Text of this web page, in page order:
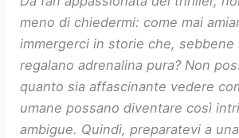
meno di chiedermi: come mai
immergerci in storie che,
regalano adrenalina pura? Non
quanto sia affascinante vedere
umane possano diventare così
ambigue. Quindi, preparatevi a